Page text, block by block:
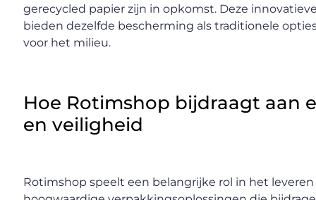
gerecycled papier zijn in opkomst. Deze
bieden dezelfde bescherming als traditionele
voor het milieu.
Hoe Rotimshop bijdraagt aan
en veiligheid
Rotimshop speelt een belangrijke rol in het leveren